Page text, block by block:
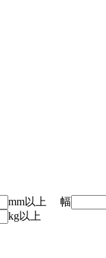
mm以上 幅
kg以上